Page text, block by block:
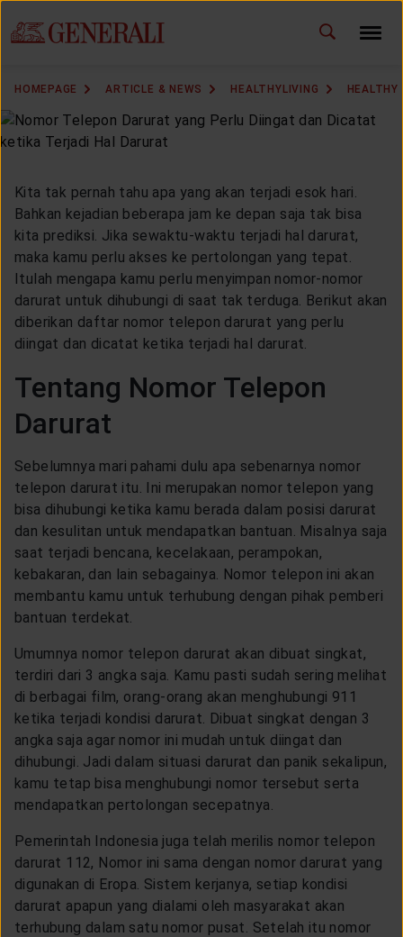
HOMEPAGE ARTICLE & NEWS HEALTHYLIVING HEALTHY
Kita tak pernah tahu apa yang akan terjadi esok hari.
Bahkan kejadian beberapa jam ke depan saja tak bisa
kita prediksi. Jika sewaktu-waktu terjadi hal darurat,
maka kamu perlu akses ke pertolongan yang tepat.
Itulah mengapa kamu perlu menyimpan nomor-nomor
darurat untuk dihubungi di saat tak terduga. Berikut akan
diberikan daftar nomor telepon darurat yang perlu
diingat dan dicatat ketika terjadi hal darurat.
Tentang Nomor Telepon
Darurat
Sebelumnya mari pahami dulu apa sebenarnya nomor
telepon darurat itu. Ini merupakan nomor telepon yang
bisa dihubungi ketika kamu berada dalam posisi darurat
dan kesulitan untuk mendapatkan bantuan. Misalnya saja
saat terjadi bencana, kecelakaan, perampokan,
kebakaran, dan lain sebagainya. Nomor telepon ini akan
membantu kamu untuk terhubung dengan pihak pemberi
bantuan terdekat.
Umumnya nomor telepon darurat akan dibuat singkat,
terdiri dari 3 angka saja. Kamu pasti sudah sering melihat
di berbagai film, orang-orang akan menghubungi 911
ketika terjadi kondisi darurat. Dibuat singkat dengan 3
angka saja agar nomor ini mudah untuk diingat dan
dihubungi. Jadi dalam situasi darurat dan panik sekalipun,
kamu tetap bisa menghubungi nomor tersebut serta
mendapatkan pertolongan secepatnya.
Pemerintah Indonesia juga telah merilis nomor telepon
darurat 112, Nomor ini sama dengan nomor darurat yang
digunakan di Eropa. Sistem kerjanya, setiap kondisi
darurat apapun yang dialami oleh masyarakat akan
terhubung dalam satu nomor pusat. Setelah itu nomor
CHANGE LANGUAGE ID EN
MARKETING OFFICE
INSURANCE DICTIONARY
OUR SOLUTION
CUSTOMER SERVICE
ARTICLE & NEWS
ABOUT GENERALI
EVENTS
KEAGENAN